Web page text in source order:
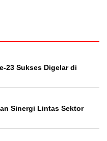
23 Sukses Digelar di
Sinergi Lintas Sektor